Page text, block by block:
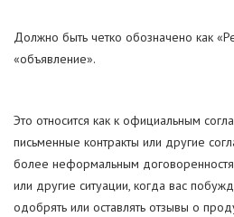
Должно быть четко обозначено как
«объявление».
Это относится как к официальным
письменные контракты или другие
более неформальным
или другие ситуации, когда вас
одобрять или оставлять отзывы о